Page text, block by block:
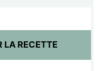
e
s
e
s
e
s
LA RECETTE